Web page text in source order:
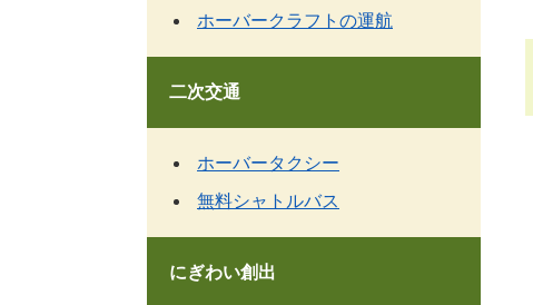
ホーバークラフトの運航
二次交通
ホーバータクシー
無料シャトルバス
にぎわい創出